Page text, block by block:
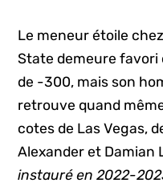
Le meneur étoile
State demeure favori
de -300, mais son
retrouve quand
cotes de Las Vegas,
Alexander et Damian
instauré en 2022-